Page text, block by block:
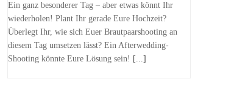
Ein ganz besonderer Tag – aber etwas könnt Ihr
wiederholen! Plant Ihr gerade Eure Hochzeit?
Überlegt Ihr, wie sich Euer Brautpaarshooting an
diesem Tag umsetzen lässt? Ein Afterwedding-
Shooting könnte Eure Lösung sein! [...]